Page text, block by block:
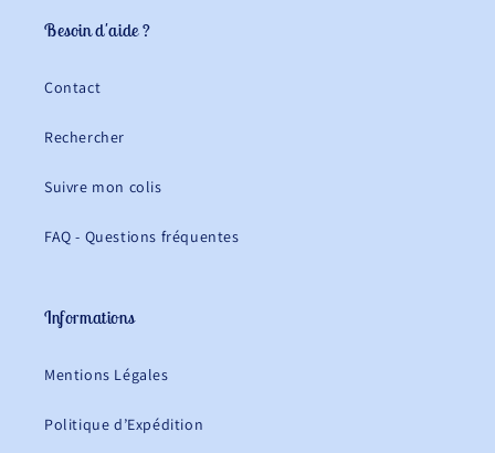
Besoin d'aide ?
Contact
Rechercher
Suivre mon colis
FAQ - Questions fréquentes
Informations
Mentions Légales
Politique d’Expédition